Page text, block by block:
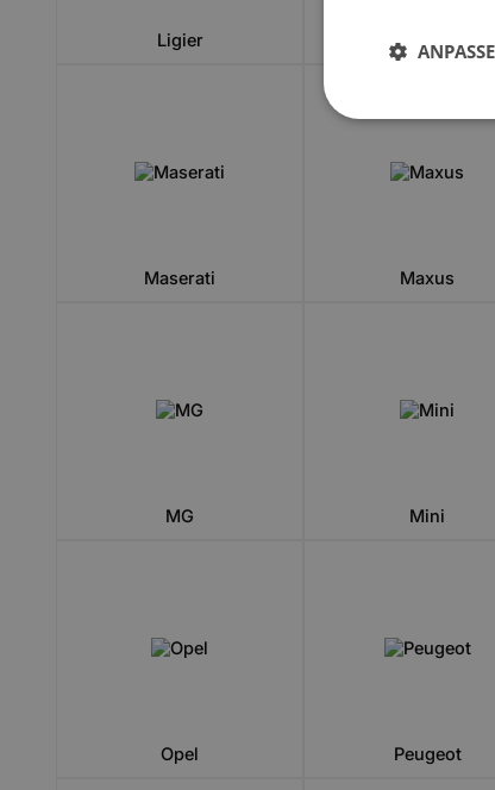
Ligier Lincoln
Maserati Maxus
MG Mini
Opel Peugeot